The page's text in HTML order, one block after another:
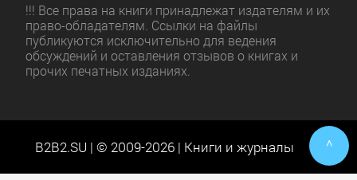
!!! Все права на книги принадлежат издателям и их
право-обладателям. Ссылки на файлы
публикуются исключительно для ведения
обсуждений и оставления отзывов о книгах и
прочих печатных изданиях.
B2B2.SU | © 2009-2026 | Книги и журналы ^